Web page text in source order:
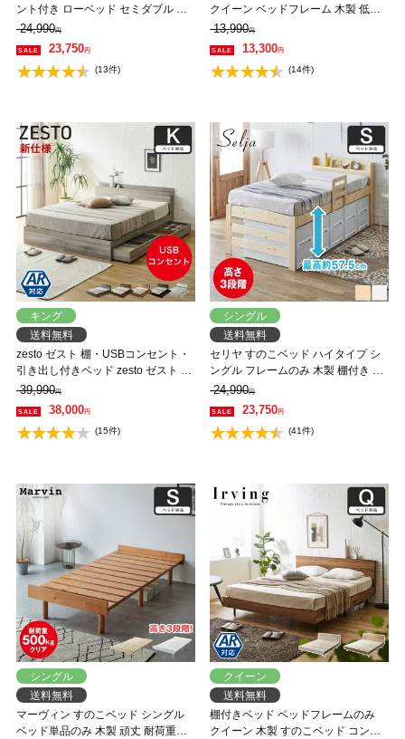
ント付き ローベッド セミダブル ベ
ッドフレーム 木製 頑丈 耐荷重
500kgクリア 高さ3段階 低ホルムア
ルデヒド
24,990円
23,750円
(13件)
クイーン ベッドフレーム 木製 低ホ
ルムアルデヒド 軽量 軽い コンパク
ト すのこマット 桐
13,990円
13,300円
(14件)
キング
送料無料
zesto ゼスト 棚・USBコンセント・
引き出し付きベッド zesto ゼスト キ
ング USBポート コンセント キング
すのこベッド 木製ベッド【AR】【z
有料組立】
39,990円
38,000円
(15件)
シングル
送料無料
セリヤ すのこベッド ハイタイプ シ
ングル フレームのみ 木製 棚付き 高
さ調節可能 サイドガード付き コン
セント 【大型家具配送】
24,990円
23,750円
(41件)
シングル
送料無料
マーヴィン すのこベッド シングル
ベッド単品のみ 木製 頑丈 耐荷重
クイーン
送料無料
棚付きベッド ベッドフレームのみ
クイーン 木製 すのこベッド コンセ